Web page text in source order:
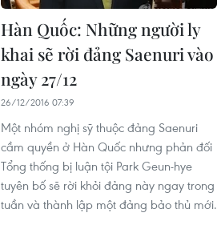
Hàn Quốc: Những người ly
khai sẽ rời đảng Saenuri vào
ngày 27/12
26/12/2016 07:39
Một nhóm nghị sỹ thuộc đảng Saenuri
cầm quyền ở Hàn Quốc nhưng phản đối
Tổng thống bị luận tội Park Geun-hye
tuyên bố sẽ rời khỏi đảng này ngay trong
tuần và thành lập một đảng bảo thủ mới.